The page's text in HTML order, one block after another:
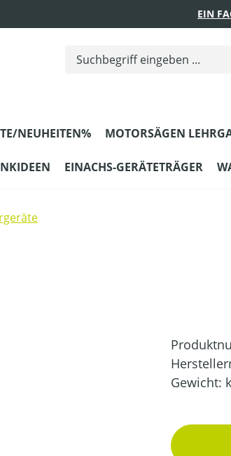
EIN
NEUHEITEN% MOTORSÄGEN
EINACHS-GERÄTETRÄGER
Gewicht: